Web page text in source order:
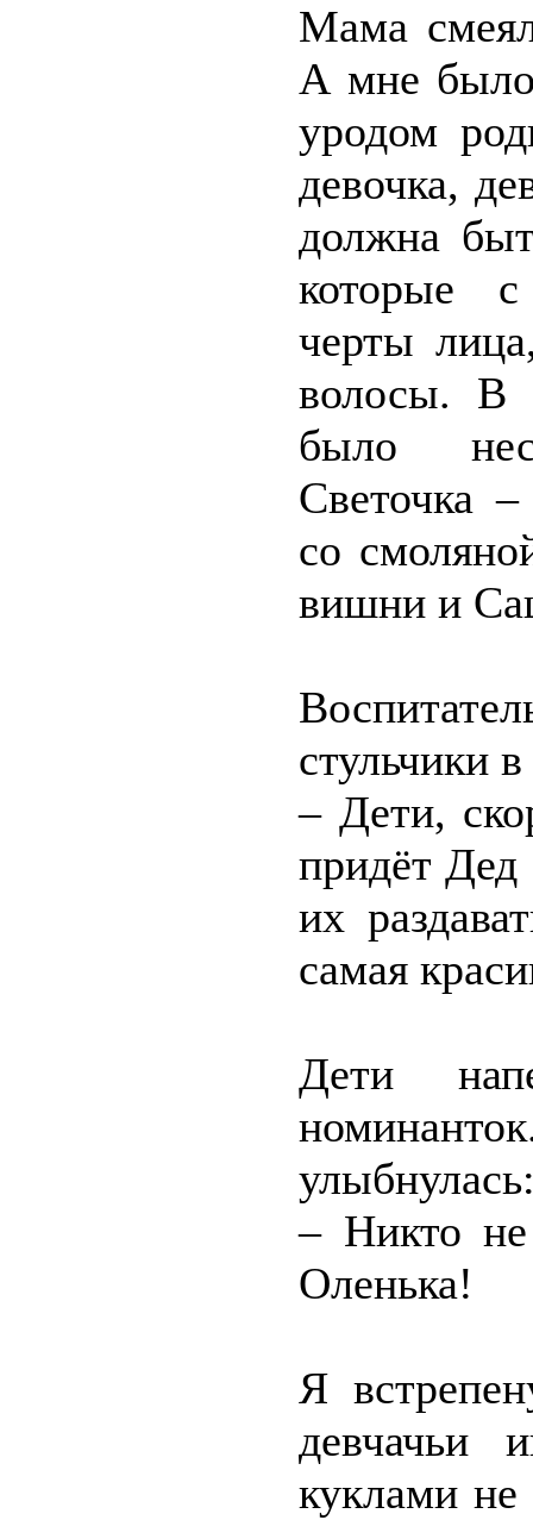
Мама
А мне было
уродом
девочка,
должна
которые
черты
волосы. В
было
Светочка
со
вишни и
стульчики
– Дети,
придёт
их
самая
Дети
– Никто не
Оленька!
Я
девчачьи
куклами не